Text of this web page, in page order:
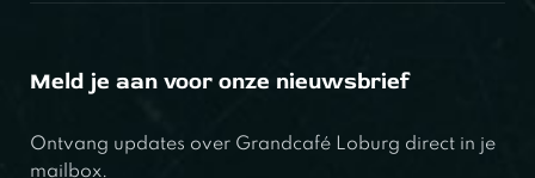
Meld je aan voor onze nieuwsbrief
Ontvang updates over Grandcafé Loburg direct in je
mailbox.